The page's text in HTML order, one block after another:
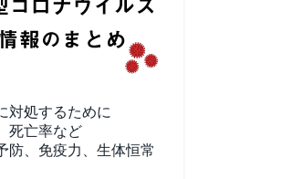
対処するために
死亡率など
防、免疫力、生体恒常